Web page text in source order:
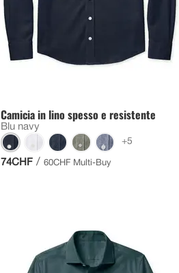
Camicia in lino spesso e resistente
Blu navy
+5
74CHF / 60CHF Multi-Buy